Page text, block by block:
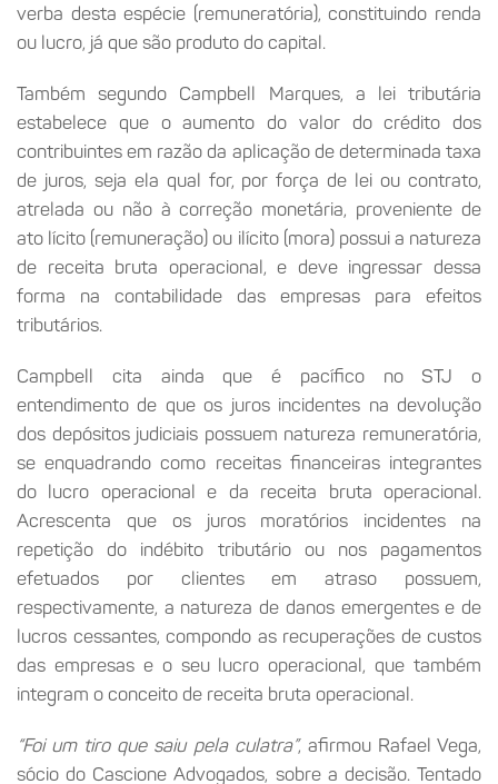
verba desta espécie (remuneratória), constituindo renda
ou lucro, já que são produto do capital.
Também segundo Campbell Marques, a lei tributária
estabelece que o aumento do valor do crédito dos
contribuintes em razão da aplicação de determinada taxa
de juros, seja ela qual for, por força de lei ou contrato,
atrelada ou não à correção monetária, proveniente de
ato lícito (remuneração) ou ilícito (mora) possui a natureza
de receita bruta operacional, e deve ingressar dessa
forma na contabilidade das empresas para efeitos
tributários.
Campbell cita ainda que é pacífico no STJ o
entendimento de que os juros incidentes na devolução
dos depósitos judiciais possuem natureza remuneratória,
se enquadrando como receitas financeiras integrantes
do lucro operacional e da receita bruta operacional.
Acrescenta que os juros moratórios incidentes na
repetição do indébito tributário ou nos pagamentos
efetuados por clientes em atraso possuem,
respectivamente, a natureza de danos emergentes e de
lucros cessantes, compondo as recuperações de custos
das empresas e o seu lucro operacional, que também
integram o conceito de receita bruta operacional.
“Foi um tiro que saiu pela culatra”, afirmou Rafael Vega,
sócio do Cascione Advogados, sobre a decisão. Tentado